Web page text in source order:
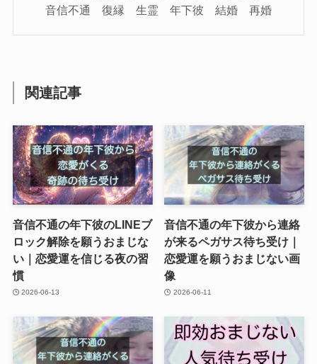
音信不通 復縁 生霊 年下彼 結婚 再婚
関連記事
音信不通の年下彼のLINEブ
ロック解除を願うおまじな
い｜恋愛運を信じる夜の習
慣
2026-06-13
音信不通の年下彼から連絡
が来るペガサス待ち受け｜
恋愛運を願うおまじない画
像
2026-06-11